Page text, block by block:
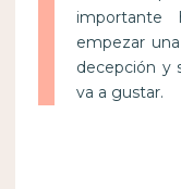
importante
empezar
decepción y
va a gustar.